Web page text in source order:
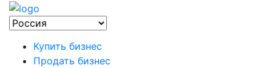
Купить бизнес
Продать бизнес